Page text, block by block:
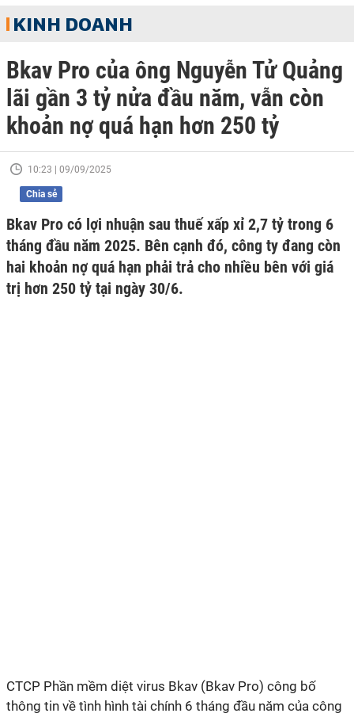
KINH DOANH
Bkav Pro của ông Nguyễn Tử Quảng
lãi gần 3 tỷ nửa đầu năm, vẫn còn
khoản nợ quá hạn hơn 250 tỷ
10:23 | 09/09/2025
Chia sẻ
Bkav Pro có lợi nhuận sau thuế xấp xỉ 2,7 tỷ trong 6
tháng đầu năm 2025. Bên cạnh đó, công ty đang còn
hai khoản nợ quá hạn phải trả cho nhiều bên với giá
trị hơn 250 tỷ tại ngày 30/6.
CTCP Phần mềm diệt virus Bkav (Bkav Pro) công bố
thông tin về tình hình tài chính 6 tháng đầu năm của công